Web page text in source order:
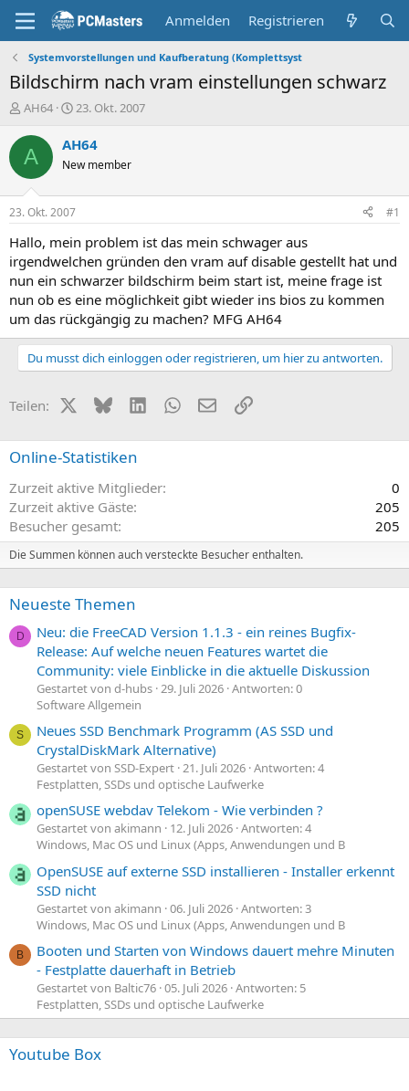
Anmelden Registrieren
Systemvorstellungen und Kaufberatung (Komplettsyst
Bildschirm nach vram einstellungen schwarz
E
s
t
e
r
AH64
E
s
e
l
t
a
m
23. Okt. 2007
A AH64
New member
23. Okt. 2007 #1
Hallo, mein problem ist das mein schwager aus
irgendwelchen gründen den vram auf disable gestellt hat und
nun ein schwarzer bildschirm beim start ist, meine frage ist
nun ob es eine möglichkeit gibt wieder ins bios zu kommen
um das rückgängig zu machen? MFG AH64
Du musst dich einloggen oder registrieren, um hier zu antworten.
Teilen: X (Twitter)
BlueskyLinkedInWhatsApp
E-MailLink
Online-Statistiken
Zurzeit aktive Mitglieder
0
Zurzeit aktive Gäste
205
Besucher gesamt
205
Die Summen können auch versteckte Besucher enthalten.
Neueste Themen
D
Neu: die FreeCAD Version 1.1.3 - ein reines Bugfix-
Release: Auf welche neuen Features wartet die
Community: viele Einblicke in die aktuelle Diskussion
Gestartet von d-hubs 29. Juli 2026 Antworten: 0
Software Allgemein
S
Neues SSD Benchmark Programm (AS SSD und
CrystalDiskMark Alternative)
Gestartet von SSD-Expert 21. Juli 2026 Antworten: 4
Festplatten, SSDs und optische Laufwerke
openSUSE webdav Telekom - Wie verbinden ?
Gestartet von akimann 12. Juli 2026 Antworten: 4
Windows, Mac OS und Linux (Apps, Anwendungen und B
OpenSUSE auf externe SSD installieren - Installer erkennt
SSD nicht
Gestartet von akimann 06. Juli 2026 Antworten: 3
Windows, Mac OS und Linux (Apps, Anwendungen und B
B
Booten und Starten von Windows dauert mehre Minuten
- Festplatte dauerhaft in Betrieb
Gestartet von Baltic76 05. Juli 2026 Antworten: 5
Festplatten, SSDs und optische Laufwerke
Youtube Box